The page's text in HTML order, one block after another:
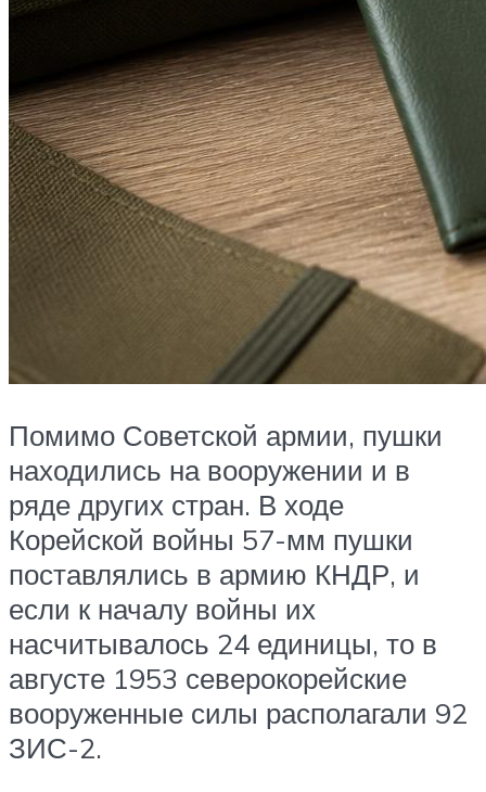
Помимо Советской армии, пушки
находились на вооружении и в
ряде других стран. В ходе
Корейской войны 57-мм пушки
поставлялись в армию КНДР, и
если к началу войны их
насчитывалось 24 единицы, то в
августе 1953 северокорейские
вооруженные силы располагали 92
ЗИС-2.